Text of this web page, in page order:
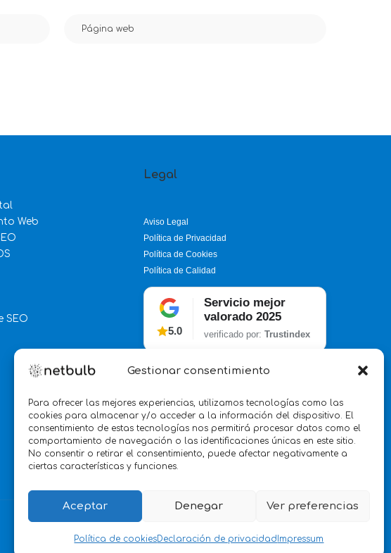
Gestionar consentimiento
Para ofrecer las mejores experiencias, utilizamos tecnologías como las
cookies para almacenar y/o acceder a la información del dispositivo. El
consentimiento de estas tecnologías nos permitirá procesar datos como el
comportamiento de navegación o las identificaciones únicas en este sitio.
No consentir o retirar el consentimiento, puede afectar negativamente a
ciertas características y funciones.
Aceptar Denegar Ver preferencias
Política de cookiesDeclaración de privacidadImpressum
Web
SEO
Legal
Aviso Legal
Política de Privacidad
Política de Cookies
Política de Calidad
5.0
Servicio mejor
valorado 2025
verificado por: Trustindex